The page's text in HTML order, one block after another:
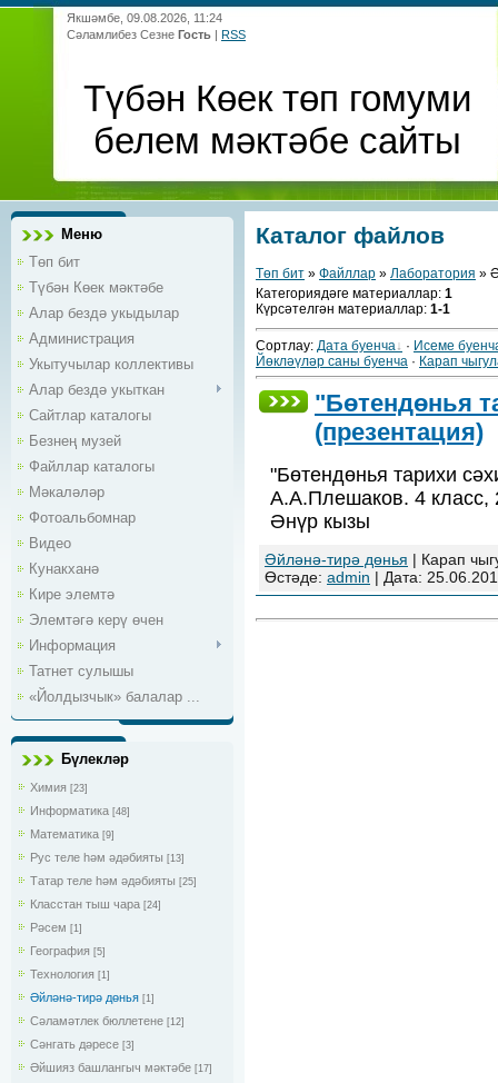
Якшәмбе, 09.08.2026, 11:24
Сәламлибез Сезне Гость | RSS
Түбән Көек төп гомуми
белем мәктәбе сайты
Меню
Төп бит
Түбән Көек мәктәбе
Алар бездә укыдылар
Администрация
Укытучылар коллективы
Алар бездә укыткан
Сайтлар каталогы
Безнең музей
Файллар каталогы
Мәкаләләр
Фотоальбомнар
Видео
Кунакханә
Кире элемтә
Элемтәгә керү өчен
Информация
Татнет сулышы
«Йолдызчык» балалар ...
Бүлекләр
Химия [23]
Информатика [48]
Математика [9]
Рус теле һәм әдәбияты [13]
Татар теле һәм әдәбияты [25]
Класстан тыш чара [24]
Рәсем [1]
География [5]
Технология [1]
Әйләнә-тирә дөнья [1]
Сәламәтлек бюллетене [12]
Сәнгать дәресе [3]
Әйшияз башлангыч мәктәбе [17]
Каталог файлов
Төп бит » Файллар » Лаборатория »
Категориядәге материаллар: 1
Күрсәтелгән материаллар: 1-1
Сортлау: Дата буенча · Исеме
Йөкләүләр саны буенча · Карап
"Бөтендөнья
(презентация)
"Бөтендөнья тарихи
А.А.Плешаков. 4
Әнүр кызы
Әйләнә-тирә дөнья | Карап
Өстәде: admin | Дата: